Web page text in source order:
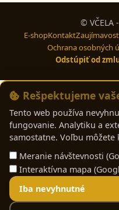
© VČELA
E-shopKontakt
Ochrana osobných
Odstúpiť od
Rešpektujeme
Tento web používa
fungovanie. Analytiku a
samostatne. Voľbu môžete
Meranie návštevnosti
Interaktívna mapa
Iba nevyhnutné